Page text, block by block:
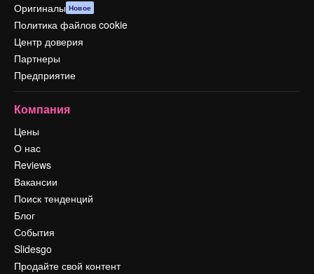
Оригиналы Новое
Политика файлов cookie
Центр доверия
Партнеры
Предприятие
Компания
Цены
О нас
Reviews
Вакансии
Поиск тенденций
Блог
События
Slidesgo
Продайте свой контент